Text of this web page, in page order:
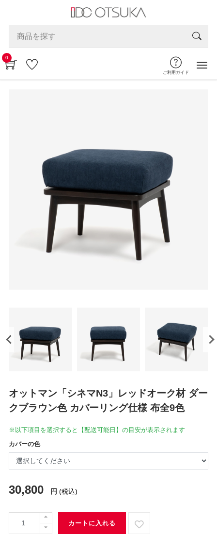
0
ご利用ガイド
オットマン「シネマN3」レッドオーク材 ダー
クブラウン色 カバーリング仕様 布全9色
※以下項目を選択すると【配送可能日】の目安が表示されます
カバーの色
30,800 円 (税込)
カートに入れる